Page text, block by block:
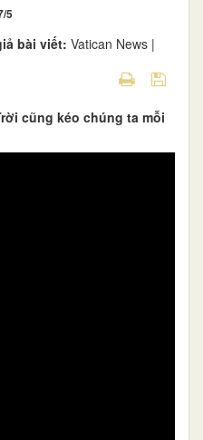
5
bài viết: Vatican News |
cũng kéo chúng ta mỗi